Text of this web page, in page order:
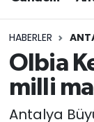
HABERLER
Olbia
milli
Antalya
Siyaset
Ekonomi
Video
Siyaset
Eğitim
Ekonomi
Süper
Tüm